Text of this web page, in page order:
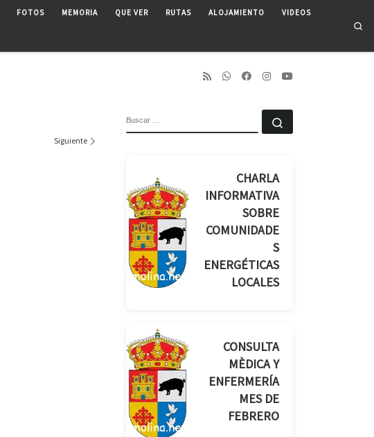
FOTOS MEMORIA QUE VER RUTAS ALOJAMIENTO VIDEOS
Siguiente
CHARLA
INFORMATIVA
SOBRE
COMUNIDADE
S
ENERGÉTICAS
LOCALES
CONSULTA
MÈDICA Y
ENFERMERÍA
MES DE
FEBRERO